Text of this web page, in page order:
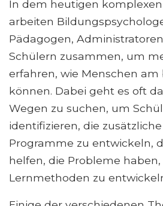
In dem heutigen
arbeiten
Pädagogen,
Schülern zusammen, um
erfahren, wie Menschen am
können. Dabei geht es oft
Wegen zu suchen, um
identifizieren, die
Programme zu entwickeln,
helfen, die Probleme
Lernmethoden zu